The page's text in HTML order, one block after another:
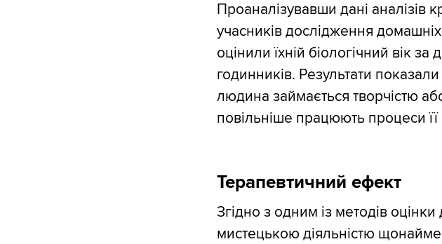
Проаналізувавши дані аналізів
учасників дослідження
оцінили їхній біологічний вік
годинників. Результати
людина займається творчістю
повільніше працюють процеси її
Терапевтичний ефект
Згідно з одним із методів
мистецькою діяльністю